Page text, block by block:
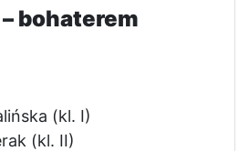
bohaterem
(kl. I)
(kl. II)